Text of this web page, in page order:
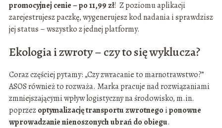
promocyjnej cenie – po 11,99 zł! Z poziomu aplikacji
zarejestrujesz paczkę, wygenerujesz kod nadania i sprawdzisz
jej status – wszystko z jednej platformy.
Ekologia i zwroty – czy to się wyklucza?
Coraz częściej pytamy: „Czy zwracanie to marnotrawstwo?”
ASOS również to rozważa. Marka pracuje nad rozwiązaniami
zmniejszającymi wpływ logistyczny na środowisko, m.in.
poprzezoptymalizację transportu zwrotnego iponowne
wprowadzanie nienoszonych ubrań do obiegu.